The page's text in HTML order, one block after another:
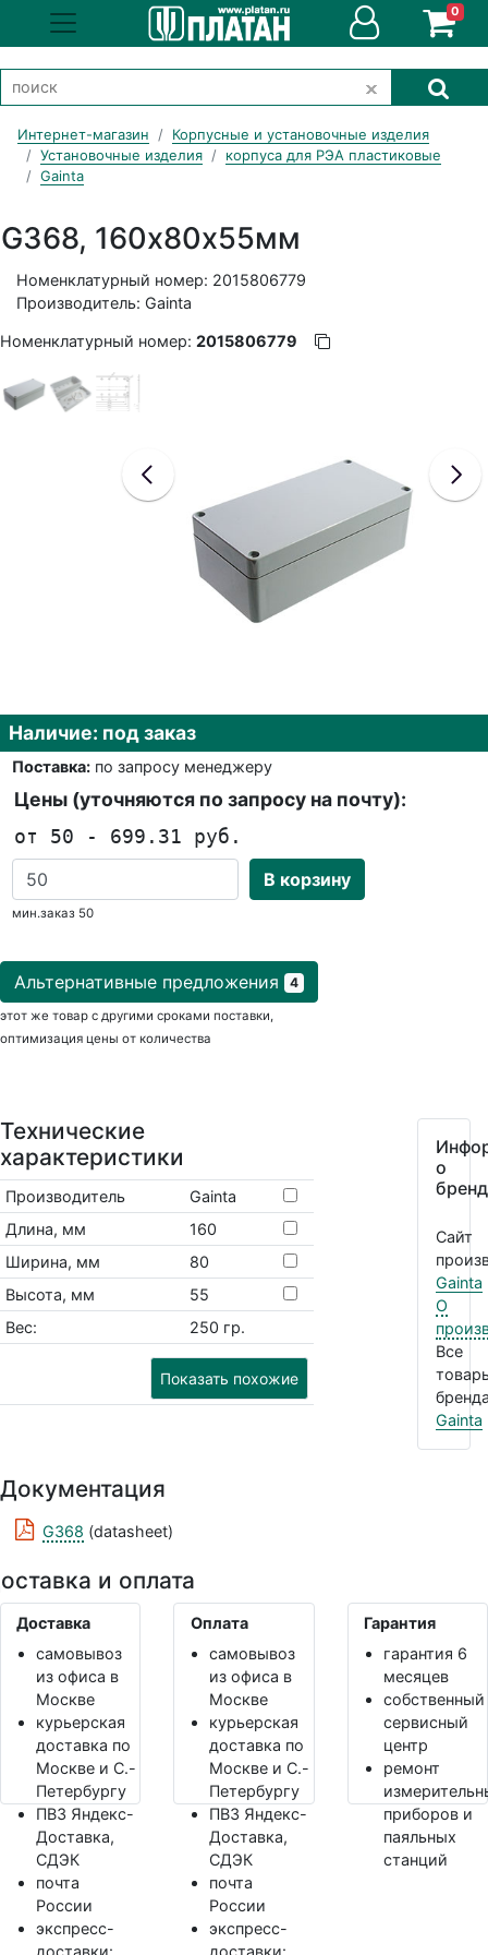
0
Интернет-магазин
Корпусные и установочные изделия
Установочные изделия
корпуса для РЭА пластиковые
Gainta
G368, 160х80х55мм
Номенклатурный номер: 2015806779
Производитель: Gainta
Номенклатурный номер: 2015806779
Наличие: под заказ
Поставка:по запросу менеджеру
Цены (уточняются по запросу на почту):
от 50 - 699.31 руб.
В корзину
мин.заказ 50
Альтернативные предложения 4
этот же товар с другими сроками поставки,
оптимизация цены от количества
Технические
характеристики
Производитель
Gainta
Длина, мм
160
Ширина, мм
80
Высота, мм
55
Вес:
250 гр.
Показать похожие
о
Сайт
Gainta
О
Все
Gainta
Документация
G368 (datasheet)
и оплата
Доставка
самовывоз
из офиса в
Москве
курьерская
доставка по
Москве и С.-
Петербургу
ПВЗ Яндекс-
Доставка,
СДЭК
почта
России
экспресс-
Оплата
самовывоз
из офиса в
Москве
курьерская
доставка по
Москве и С.-
Петербургу
ПВЗ Яндекс-
Доставка,
СДЭК
почта
России
экспресс-
Гарантия
гарантия 6
месяцев
собственный
сервисный
центр
ремонт
приборов и
паяльных
станций